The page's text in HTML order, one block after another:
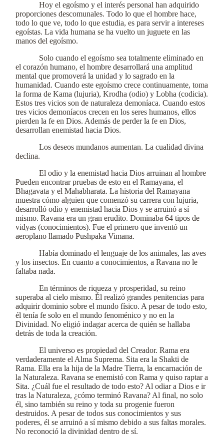
Hoy el egoísmo y el interés personal han adquirido
proporciones descomunales. Todo lo que el hombre hace,
todo lo que ve, todo lo que estudia, es para servir a intereses
egoístas. La vida humana se ha vuelto un juguete en las
manos del egoísmo.
Solo cuando el egoísmo sea totalmente eliminado en
el corazón humano, el hombre desarrollará una amplitud
mental que promoverá la unidad y lo sagrado en la
humanidad. Cuando este egoísmo crece continuamente, toma
la forma de Kama (lujuria), Krodha (odio) y Lobha (codicia).
Estos tres vicios son de naturaleza demoníaca. Cuando estos
tres vicios demoníacos crecen en los seres humanos, ellos
pierden la fe en Dios. Además de perder la fe en Dios,
desarrollan enemistad hacia Dios.
Los deseos mundanos aumentan. La cualidad divina
declina.
El odio y la enemistad hacia Dios arruinan al hombre
Pueden encontrar pruebas de esto en el Ramayana, el
Bhagavata y el Mahabharata. La historia del Ramayana
muestra cómo alguien que comenzó su carrera con lujuria,
desarrolló odio y enemistad hacia Dios y se arruinó a sí
mismo. Ravana era un gran erudito. Dominaba 64 tipos de
vidyas (conocimientos). Fue el primero que inventó un
aeroplano llamado Pushpaka Vimana.
Había dominado el lenguaje de los animales, las aves
y los insectos. En cuanto a conocimientos, a Ravana no le
faltaba nada.
En términos de riqueza y prosperidad, su reino
superaba al cielo mismo. Él realizó grandes penitencias para
adquirir dominio sobre el mundo físico. A pesar de todo esto,
él tenía fe solo en el mundo fenoménico y no en la
Divinidad. No eligió indagar acerca de quién se hallaba
detrás de toda la creación.
El universo es propiedad del Creador. Rama era
verdaderamente el Alma Suprema. Sita era la Shakti de
Rama. Ella era la hija de la Madre Tierra, la encarnación de
la Naturaleza. Ravana se enemistó con Rama y quiso raptar a
Sita. ¿Cuál fue el resultado de todo esto? Al odiar a Dios e ir
tras la Naturaleza, ¿cómo terminó Ravana? Al final, no solo
él, sino también su reino y toda su progenie fueron
destruidos. A pesar de todos sus conocimientos y sus
poderes, él se arruinó a sí mismo debido a sus faltas morales.
No reconoció la divinidad dentro de sí.